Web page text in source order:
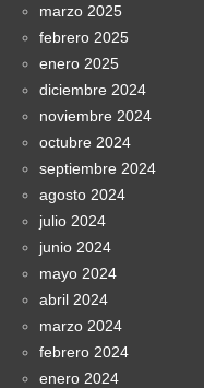
marzo 2025
febrero 2025
enero 2025
diciembre 2024
noviembre 2024
octubre 2024
septiembre 2024
agosto 2024
julio 2024
junio 2024
mayo 2024
abril 2024
marzo 2024
febrero 2024
enero 2024